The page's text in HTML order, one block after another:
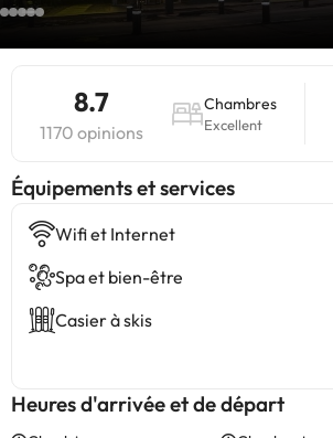
8.7
1170 opinions
Chambres
Excellent
​Équipements et services
Wifi et Internet
Spa et bien-être
Casier à skis
Heures d'arrivée et de départ